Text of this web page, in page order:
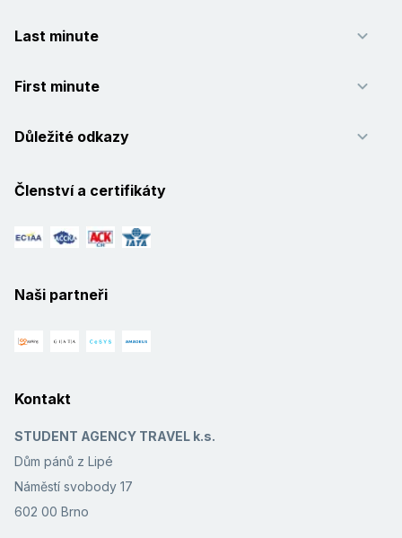
Last minute
First minute
Důležité odkazy
Členství a certifikáty
Naši partneři
Kontakt
STUDENT AGENCY TRAVEL k.s.
Dům pánů z Lipé
Náměstí svobody 17
602 00 Brno